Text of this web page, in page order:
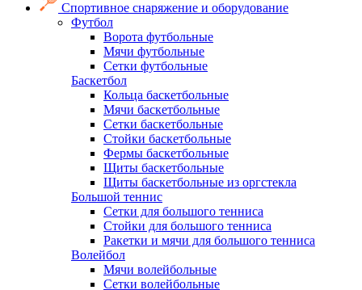
Спортивное снаряжение и оборудование
Футбол
Ворота футбольные
Мячи футбольные
Сетки футбольные
Баскетбол
Кольца баскетбольные
Мячи баскетбольные
Сетки баскетбольные
Стойки баскетбольные
Фермы баскетбольные
Щиты баскетбольные
Щиты баскетбольные из оргстекла
Большой теннис
Сетки для большого тенниса
Стойки для большого тенниса
Ракетки и мячи для большого тенниса
Волейбол
Мячи волейбольные
Сетки волейбольные